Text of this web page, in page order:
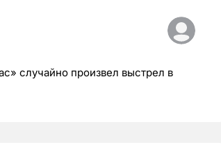
случайно произвел выстрел в